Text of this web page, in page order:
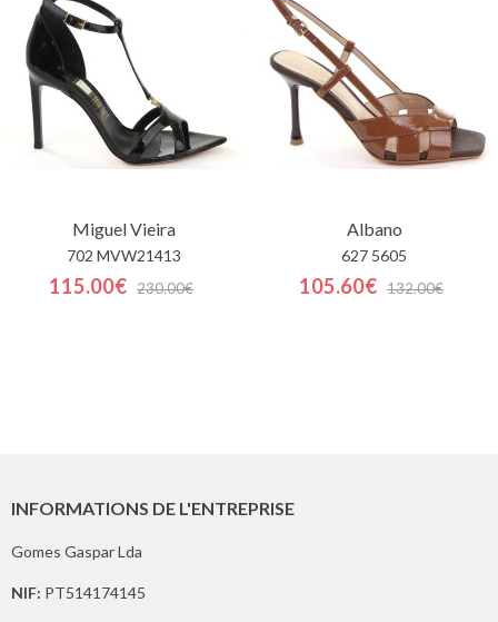
Miguel Vieira
702 MVW21413
115.00€ 230.00€
Albano
627 5605
105.60€ 132.00€
INFORMATIONS DE L'ENTREPRISE
Gomes Gaspar Lda
NIF: PT514174145